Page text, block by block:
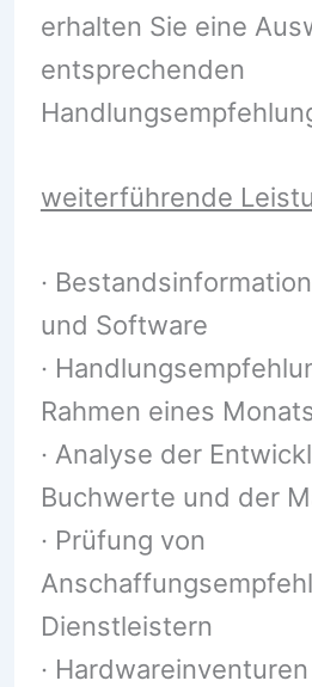
erhalten Sie eine
entsprechenden
weiterführende
·
und Software
·
Rahmen eines
· Analyse der
Buchwerte und der
· Prüfung von
Dienstleistern
· Hardwareinventuren